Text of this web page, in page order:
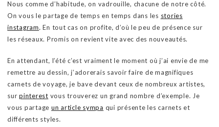
Nous comme d’habitude, on vadrouille, chacune de notre côté.
On vous le partage de temps en temps dans les stories
instagram. En tout cas on profite, d’où le peu de présence sur
les réseaux. Promis on revient vite avec des nouveautés.
En attendant, l’été c’est vraiment le moment où j’ai envie de me
remettre au dessin, j’adorerais savoir faire de magnifiques
carnets de voyage, je bave devant ceux de nombreux artistes,
sur pinterest vous trouverez un grand nombre d’exemple. Je
vous partage un article sympa qui présente les carnets et
différents styles.